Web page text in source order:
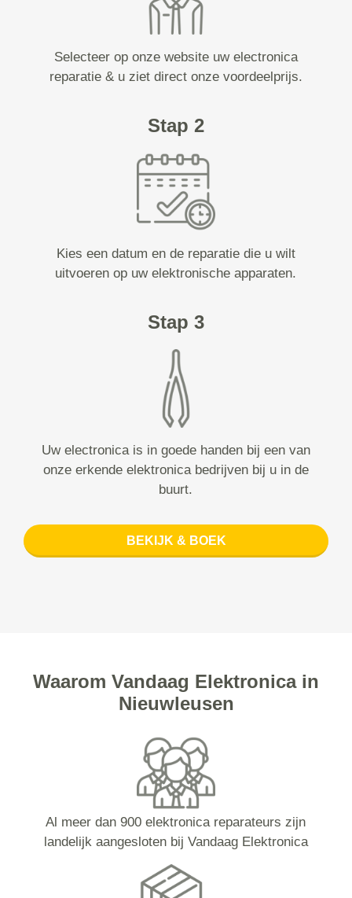
Selecteer op onze website uw electronica
reparatie & u ziet direct onze voordeelprijs.
Stap 2
Kies een datum en de reparatie die u wilt
uitvoeren op uw elektronische apparaten.
Stap 3
Uw electronica is in goede handen bij een van
onze erkende elektronica bedrijven bij u in de
buurt.
BEKIJK & BOEK
Waarom Vandaag Elektronica in
Nieuwleusen
Al meer dan 900 elektronica reparateurs zijn
landelijk aangesloten bij Vandaag Elektronica